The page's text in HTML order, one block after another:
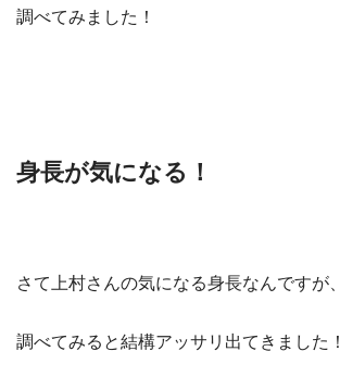
調べてみました！
身長が気になる！
さて上村さんの気になる身長なんですが、
調べてみると結構アッサリ出てきました！